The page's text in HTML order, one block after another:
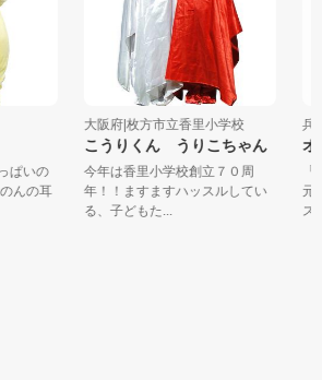
いの
んの耳
大阪府|枚方市立香里小学校
こうりくん うりこちゃん
今年は香里小学校創立７０周
年！！ますますハッスルしてい
る、子どもた...
兵
オ
「
元
ス